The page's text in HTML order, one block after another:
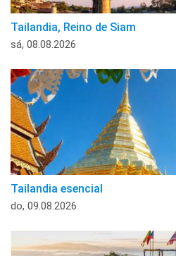
Tailandia, Reino de Siam
sá, 08.08.2026
Tailandia esencial
do, 09.08.2026